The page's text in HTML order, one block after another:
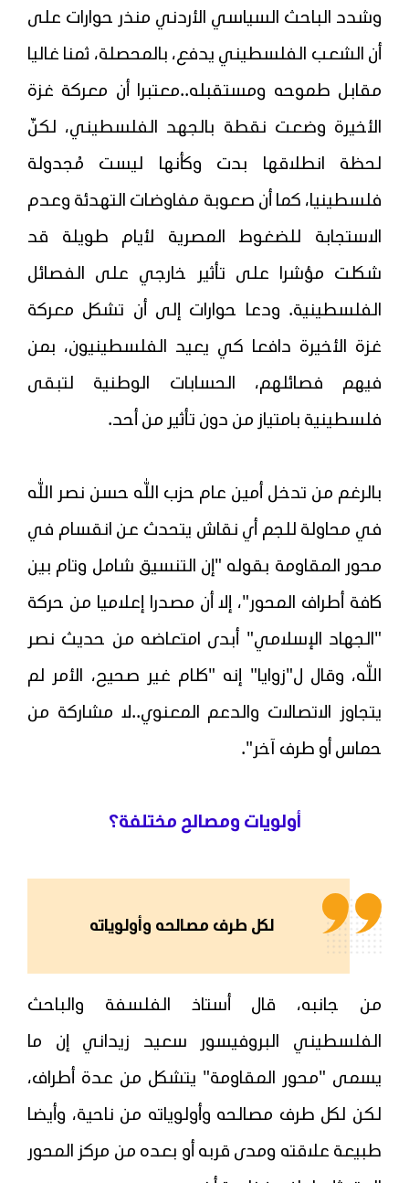
وشدد الباحث السياسي الأردني منذر حوارات على
أن الشعب الفلسطيني يدفع، بالمحصلة، ثمنا غاليا
مقابل طموحه ومستقبله..معتبرا أن معركة غزة
الأخيرة وضعت نقطة بالجهد الفلسطيني، لكنّ
لحظة انطلاقها بدت وكأنها ليست مُجدولة
فلسطينيا، كما أن صعوبة مفاوضات التهدئة وعدم
الاستجابة للضغوط المصرية لأيام طويلة قد
شكلت مؤشرا على تأثير خارجي على الفصائل
الفلسطينية. ودعا حوارات إلى أن تشكل معركة
غزة الأخيرة دافعا كي يعيد الفلسطينيون، بمن
فيهم فصائلهم، الحسابات الوطنية لتبقى
فلسطينية بامتياز من دون تأثير من أحد.
بالرغم من تدخل أمين عام حزب الله حسن نصر الله
في محاولة للجم أي نقاش يتحدث عن انقسام في
محور المقاومة بقوله "إن التنسيق شامل وتام بين
كافة أطراف المحور"، إلا أن مصدرا إعلاميا من حركة
"الجهاد الإسلامي" أبدى امتعاضه من حديث نصر
الله، وقال ل"زوايا" إنه "كلام غير صحيح، الأمر لم
يتجاوز الاتصالات والدعم المعنوي..لا مشاركة من
حماس أو طرف آخر".
أولويات ومصالح مختلفة؟
لكل طرف مصالحه وأولوياته
من جانبه، قال أستاذ الفلسفة والباحث
الفلسطيني البروفيسور سعيد زيداني إن ما
يسمى "محور المقاومة" يتشكل من عدة أطراف،
لكن لكل طرف مصالحه وأولوياته من ناحية، وأيضا
طبيعة علاقته ومدى قربه أو بعده من مركز المحور